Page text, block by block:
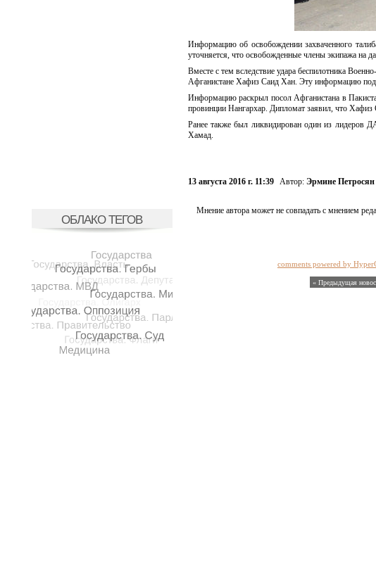
ОБЛАКО ТЕГОВ
Информацию об освобождении захваченного
уточняется, что освобожденные члены экипажа на
Вместе с тем вследствие удара беспилотника
Афганистане Хафиз Саид Хан. Эту информацию
Информацию раскрыл посол Афганистана в
провинции Нангархар. Дипломат заявил, что Хафиз
Ранее также был ликвидирован один из лидеров
Хамад.
13 августа 2016 г. 11:39 Автор: Эрмине Петросян
Мнение автора может не совпадать с мнением
comments powered by
« Предыдущая